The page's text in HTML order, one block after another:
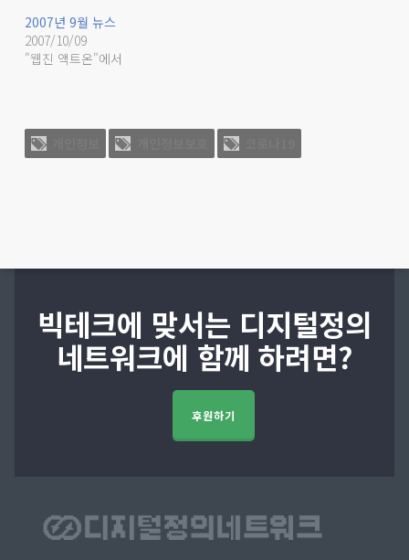
2007년 9월 뉴스
2007/10/09
"웹진 액트온"에서
빅테크에 맞서는 디지털정의
네트워크에 함께 하려면?
후원하기